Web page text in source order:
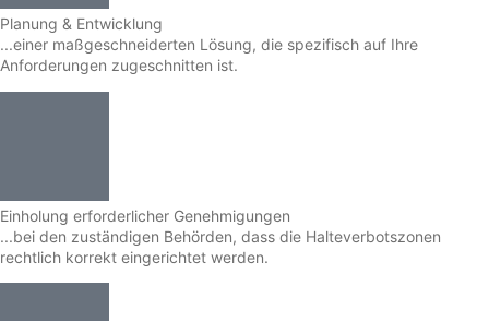
Planung & Entwicklung
...einer maßgeschneiderten Lösung, die spezifisch auf Ihre
Anforderungen zugeschnitten ist.
Einholung erforderlicher Genehmigungen
...bei den zuständigen Behörden, dass die Halteverbotszonen
rechtlich korrekt eingerichtet werden.